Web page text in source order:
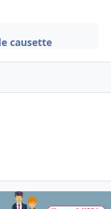
causette